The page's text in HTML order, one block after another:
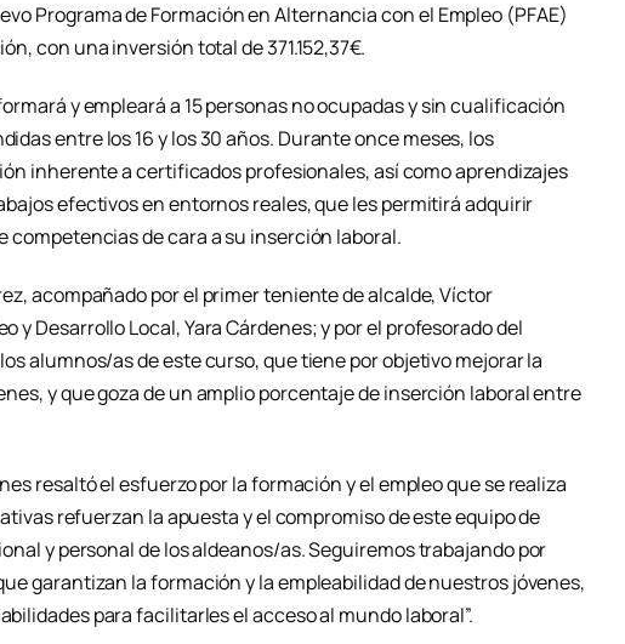
Programa de Formación en Alternancia con el Empleo (PFAE)
con una inversión total de 371.152,37€.
y empleará a 15 personas no ocupadas y sin cualificación
entre los 16 y los 30 años. Durante once meses, los
inherente a certificados profesionales, así como aprendizajes
efectivos en entornos reales, que les permitirá adquirir
competencias de cara a su inserción laboral.
acompañado por el primer teniente de alcalde, Víctor
y Desarrollo Local, Yara Cárdenes; y por el profesorado del
alumnos/as de este curso, que tiene por objetivo mejorar la
y que goza de un amplio porcentaje de inserción laboral entre
resaltó el esfuerzo por la formación y el empleo que se realiza
refuerzan la apuesta y el compromiso de este equipo de
y personal de los aldeanos/as. Seguiremos trabajando por
garantizan la formación y la empleabilidad de nuestros jóvenes,
para facilitarles el acceso al mundo laboral”.